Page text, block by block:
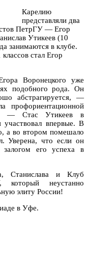
Карелию
представляли два
ПетрГУ — Егор
Утикеев (10
занимаются в клубе.
стал Егор
Воронецкого уже
подобного рода. Он
абстрагируется, —
профориентационной
— Стас Утикеев в
участвовал впервые. В
а во втором помешало
Уверена, что если он
залогом его успеха в
Станислава и Клуб
который неустанно
элиту России!
в Уфе.